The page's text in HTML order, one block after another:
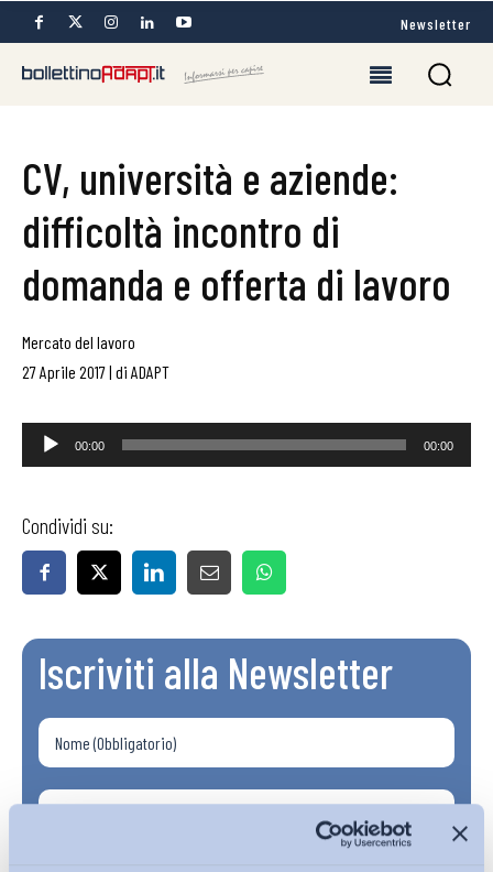
Newsletter
CV, università e aziende:
difficoltà incontro di
domanda e offerta di lavoro
Mercato del lavoro
27 Aprile 2017| di ADAPT
Audio
Player
00:00 00:00
Condividi su:
Iscriviti alla Newsletter